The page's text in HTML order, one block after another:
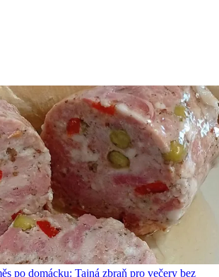
po domácku: Tajná zbraň pro večery bez